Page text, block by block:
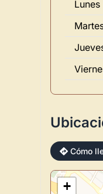
Lunes
Cómo
+